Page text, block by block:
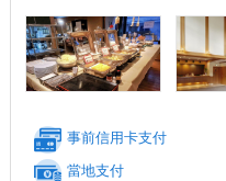
事前信用卡支付
當地支付